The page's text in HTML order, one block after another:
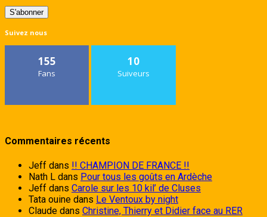
Suivez nous
155
Fans
10
Suiveurs
Commentaires récents
Jeff dans !! CHAMPION DE FRANCE !!
Nath L dans Pour tous les goûts en Ardèche
Jeff dans Carole sur les 10 kil’ de Cluses
Tata ouine dans Le Ventoux by night
Claude dans Christine, Thierry et Didier face au RER